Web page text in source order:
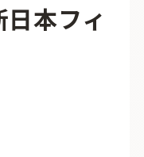
うの音楽家 Aからの眺望
過去の特集
ール
ら わ
本フィ